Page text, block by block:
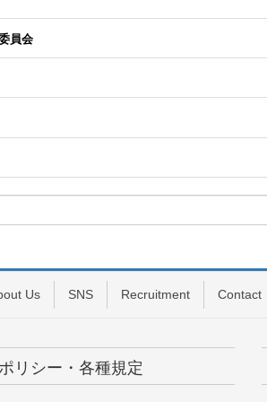
員会
Us SNS Recruitment Contact
リシー・各種規定